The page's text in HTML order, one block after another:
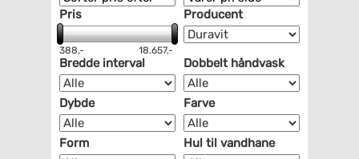
Pris
388,- 18.657,-
Producent
Bredde interval Dobbelt håndvask
Dybde Farve
Form Hul til vandhane